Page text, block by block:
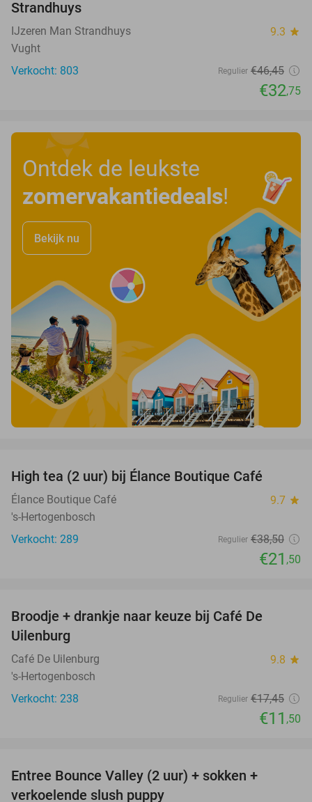
Strandhuys
IJzeren Man Strandhuys 9.3 star
Vught
Verkocht: 803
Regulier €46,45
€32,75
Ontdek de leukste
zomervakantiedeals!
Bekijk nu
High tea (2 uur) bij Élance Boutique Café
Élance Boutique Café 9.7 star
's-Hertogenbosch
Verkocht: 289
Regulier €38,50
€21 ,50
Broodje + drankje naar keuze bij Café De
Uilenburg
Café De Uilenburg 9.8 star
's-Hertogenbosch
Verkocht: 238
Regulier €17,45
€11 ,50
Entree Bounce Valley (2 uur) + sokken +
verkoelende slush puppy